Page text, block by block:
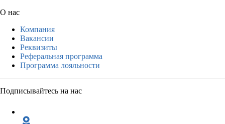
О нас
Компания
Вакансии
Реквизиты
Реферальная программа
Программа лояльности
Подписывайтесь на нас